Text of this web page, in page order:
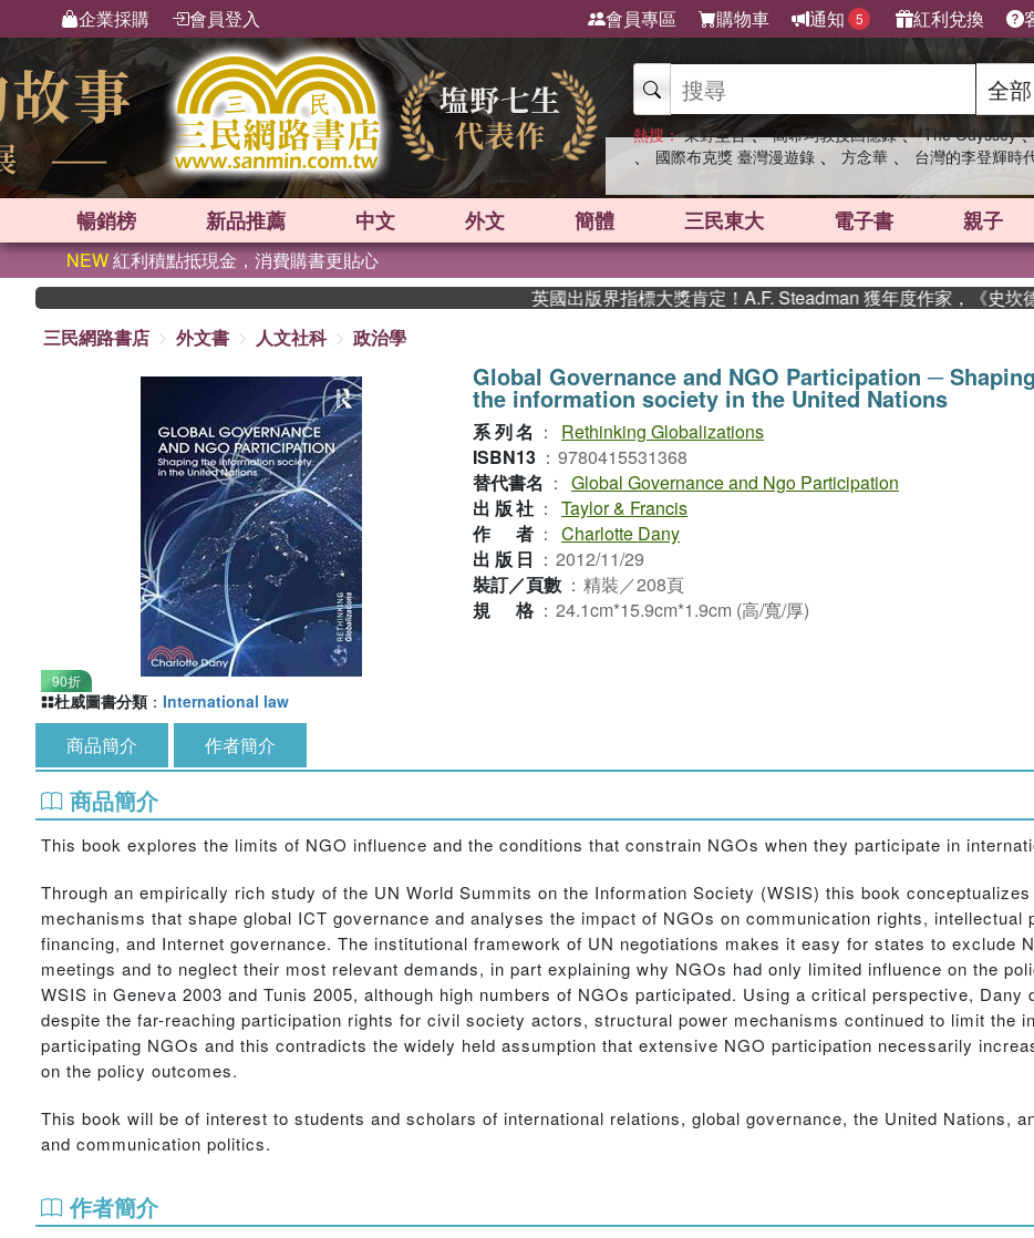
企業採購 會員登入 會員專區 購物車 通知 5 紅利兌換
熱搜： 東野圭吾 、 高希均教授回憶錄 、 The Odyssey
、 國際布克獎 臺灣漫遊錄 、 方念華 、 台灣的李登輝時
暢銷榜 新品推薦 中文 外文 簡體 三民東大 電子書 親子
NEW紅利積點抵現金，消費購書更貼心
英國出版界指標大獎肯定！A.F. Steadman 獲年度作家，《史坎德》
三民網路書店
外文書 人文社科 政治學
90折
Global Governance and NGO Participation ─ Shaping
the information society in the United Nations
系列名 ：
Rethinking Globalizations
ISBN13 ： 9780415531368
替代書名 ： Global Governance and Ngo Participation
出版社 ： Taylor & Francis
作者 ： Charlotte Dany
出版日 ： 2012/11/29
裝訂／頁數 ： 精裝／208頁
規格 ： 24.1cm*15.9cm*1.9cm (高/寬/厚)
杜威圖書分類 ： International law
商品簡介 作者簡介
商品簡介
This book explores the limits of NGO influence and the conditions that constrain NGOs when they participate in
Through an empirically rich study of the UN World Summits on the Information Society (WSIS) this book
mechanisms that shape global ICT governance and analyses the impact of NGOs on communication rights, intellectual
financing, and Internet governance. The institutional framework of UN negotiations makes it easy for states to exclude
meetings and to neglect their most relevant demands, in part explaining why NGOs had only limited influence on the
WSIS in Geneva 2003 and Tunis 2005, although high numbers of NGOs participated. Using a critical perspective, Dany
despite the far-reaching participation rights for civil society actors, structural power mechanisms continued to limit the
participating NGOs and this contradicts the widely held assumption that extensive NGO participation necessarily
on the policy outcomes.
This book will be of interest to students and scholars of international relations, global governance, the United Nations,
and communication politics.
作者簡介